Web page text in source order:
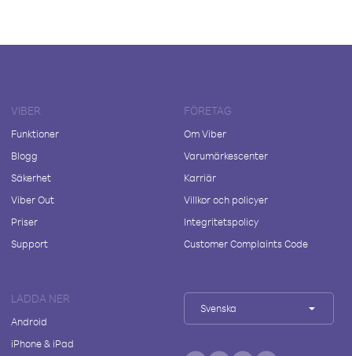
VIBER
Funktioner
Blogg
Säkerhet
Viber Out
Priser
Support
FÖRETAG
Om Viber
Varumärkescenter
Karriär
Villkor och policyer
Integritetspolicy
Customer Complaints Code
LADDA NER
Android
iPhone & iPad
Svenska